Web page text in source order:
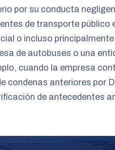
por su conducta
de transporte público
o incluso principalmente
de autobuses o una
cuando la empresa
condenas anteriores por
de antecedentes